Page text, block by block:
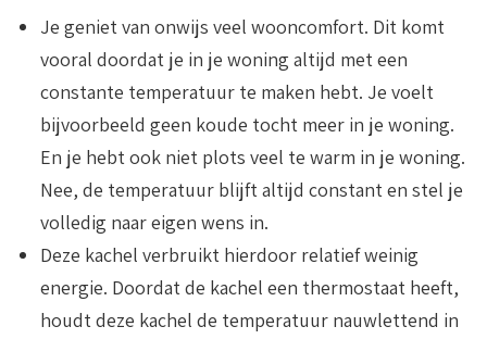
Je geniet van onwijs veel wooncomfort. Dit komt
vooral doordat je in je woning altijd met een
constante temperatuur te maken hebt. Je voelt
bijvoorbeeld geen koude tocht meer in je woning.
En je hebt ook niet plots veel te warm in je woning.
Nee, de temperatuur blijft altijd constant en stel je
volledig naar eigen wens in.
Deze kachel verbruikt hierdoor relatief weinig
energie. Doordat de kachel een thermostaat heeft,
houdt deze kachel de temperatuur nauwlettend in